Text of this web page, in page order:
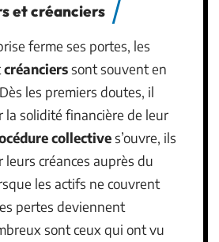
et créanciers
ferme ses portes, les
créancierssont souvent en
les premiers doutes, il
solidité financière de leur
collectives’ouvre, ils
créances auprès du
les actifs ne couvrent
pertes deviennent
sont ceux qui ont vu